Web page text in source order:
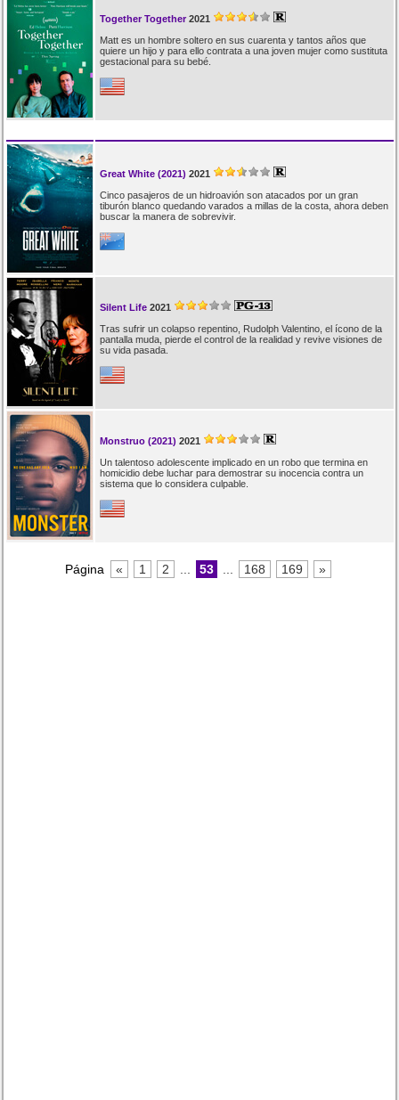
Together Together 2021
Matt es un hombre soltero en sus cuarenta y tantos años que
quiere un hijo y para ello contrata a una joven mujer como sustituta
gestacional para su bebé.
Great White (2021) 2021
Cinco pasajeros de un hidroavión son atacados por un gran
tiburón blanco quedando varados a millas de la costa, ahora deben
buscar la manera de sobrevivir.
Silent Life 2021
Tras sufrir un colapso repentino, Rudolph Valentino, el ícono de la
pantalla muda, pierde el control de la realidad y revive visiones de
su vida pasada.
Monstruo (2021) 2021
Un talentoso adolescente implicado en un robo que termina en
homicidio debe luchar para demostrar su inocencia contra un
sistema que lo considera culpable.
Página « 1 2 53 168 169 »